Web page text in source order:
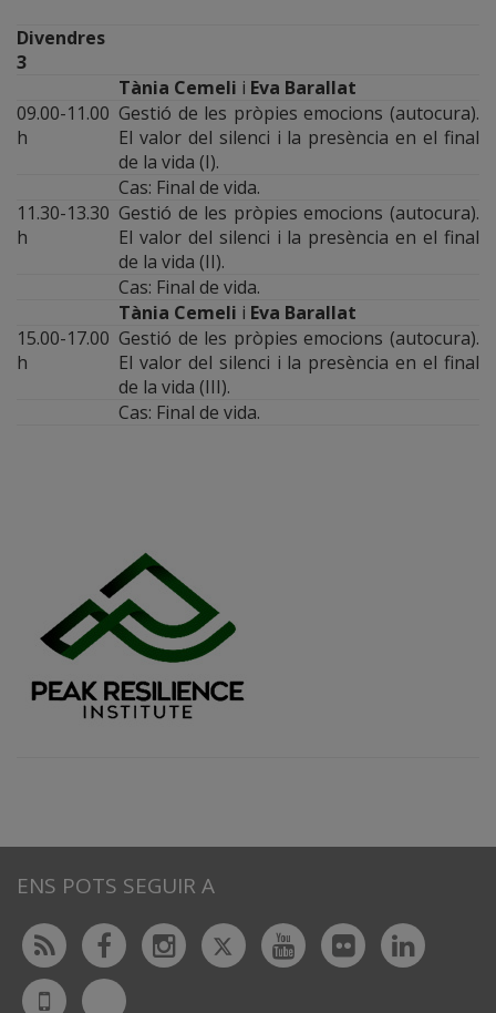
Divendres
3
Tània Cemeli i Eva Barallat
09.00-11.00
h
Gestió de les pròpies emocions (autocura).
El valor del silenci i la presència en el final
de la vida (I).
Cas: Final de vida.
11.30-13.30
h
Gestió de les pròpies emocions (autocura).
El valor del silenci i la presència en el final
de la vida (II).
Cas: Final de vida.
Tània Cemeli i Eva Barallat
15.00-17.00
h
Gestió de les pròpies emocions (autocura).
El valor del silenci i la presència en el final
de la vida (III).
Cas: Final de vida.
ENS POTS SEGUIR A
Rss FacebookInstagram
TwitterYoutubeFlickr
UdL
Bluesky